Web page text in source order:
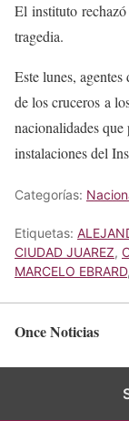
El instituto rechazó
tragedia.
Este lunes,
de los cruceros a
nacionalidades
instalaciones del
Categorías:
Etiquetas:
CIUDAD JUAREZ,
MARCELO EBRARD,
Once Noticias